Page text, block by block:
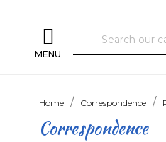
MENU
Home Correspondence
Correspondence